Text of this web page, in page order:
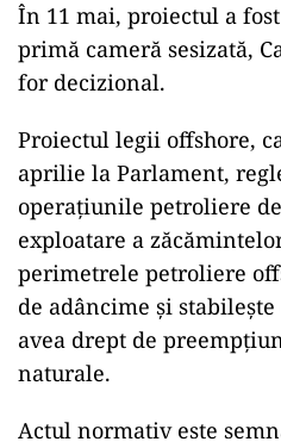
În 11 mai, proiectul a
primă cameră sesizată,
for decizional.
Proiectul legii offshore,
aprilie la Parlament,
operaţiunile petroliere
exploatare a
perimetrele petroliere
de adâncime şi
avea drept de
naturale.
Actul normativ este